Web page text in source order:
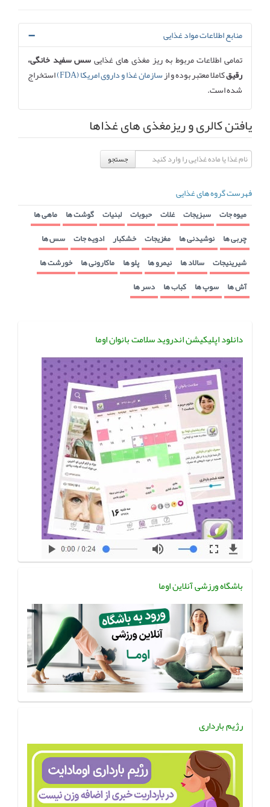
منابع اطلاعات مواد غذایی
تمامی اطلاعات مربوط به ریز مغذی های غذاییسس سفید خانگی،
رقیقکاملا معتبر بوده و ازسازمان غذا و داروی امریکا (FDA)
استخراج
شده است.
یافتن کالری و ریزمغذی های غذاها
جستجو
فهرست گروه های غذایی
میوه جات سبزیجات غلات حبوبات لبنیات گوشت ها ماهی ها
چربی ها نوشیدنی ها مغزیجات خشکبار ادویه جات سس ها
شیرینیجات سالاد ها نیمرو ها پلو ها ماکارونی ها خورشت ها
آش ها سوپ ها کباب ها دسر ها
دانلود اپلیکیشن اندروید سلامت بانوان اوما
باشگاه ورزشی آنلاین اوما
رژیم بارداری